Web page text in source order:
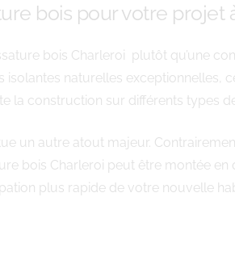
bois pour votre projet
bois Charleroi plutôt qu’une
isolantes naturelles
la construction sur différents types
un autre atout majeur.
bois Charleroi peut être montée
plus rapide de votre nouvelle